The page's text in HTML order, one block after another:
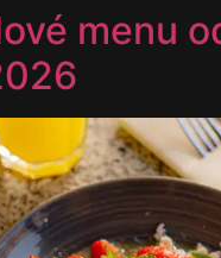
menu